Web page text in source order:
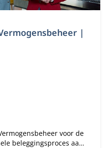
|
voor de
beleggingsproces aan